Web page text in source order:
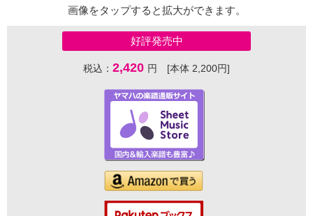
画像をタップすると拡大ができます。
好評発売中
税込： 2,420 円 [本体 2,200円]